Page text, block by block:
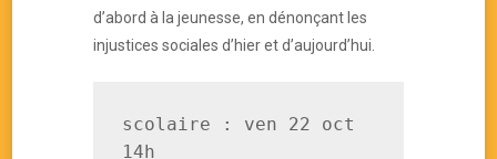
d’abord à la jeunesse, en dénonçant les
injustices sociales d’hier et d’aujourd’hui.
scolaire : ven 22 oct
14h